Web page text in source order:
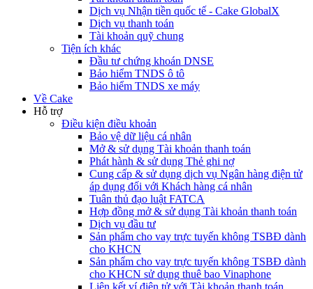
Dịch vụ Nhận tiền quốc tế - Cake GlobalX
Dịch vụ thanh toán
Tài khoản quỹ chung
Tiện ích khác
Đầu tư chứng khoán DNSE
Bảo hiểm TNDS ô tô
Bảo hiểm TNDS xe máy
Về Cake
Hỗ trợ
Điều kiện điều khoản
Bảo vệ dữ liệu cá nhân
Mở & sử dụng Tài khoản thanh toán
Phát hành & sử dụng Thẻ ghi nợ
Cung cấp & sử dụng dịch vụ Ngân hàng điện tử
áp dụng đối với Khách hàng cá nhân
Tuân thủ đạo luật FATCA
Hợp đồng mở & sử dụng Tài khoản thanh toán
Dịch vụ đầu tư
Sản phẩm cho vay trực tuyến không TSBĐ dành
cho KHCN
Sản phẩm cho vay trực tuyến không TSBĐ dành
cho KHCN sử dụng thuê bao Vinaphone
Liên kết ví điện tử với Tài khoản thanh toán